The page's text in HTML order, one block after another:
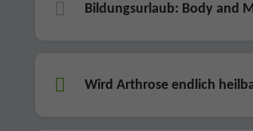
Bildungsurlaub: Body and
Wird Arthrose endlich